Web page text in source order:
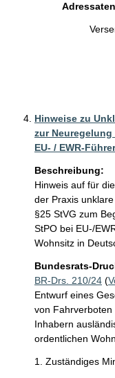
Hinweise zu
zur
EU- / EWR-
Beschreibung:
Hinweis auf für
der Praxis
§25 StVG zum
StPO bei EU-/
Wohnsitz in
Bundesrats-
BR-Drs. 210/24 (
Entwurf eines
von
Inhabern
ordentlichen
1. Zuständiges